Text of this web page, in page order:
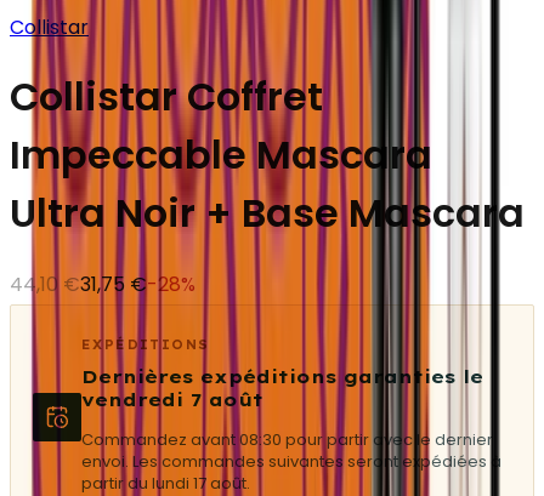
Collistar
Collistar Coffret
Impeccable Mascara
Ultra Noir + Base Mascara
44,10 €31,75 €-28%
EXPÉDITIONS
Dernières expéditions garanties le
vendredi 7 août
Commandez avant 08:30 pour partir avec le dernier
envoi. Les commandes suivantes seront expédiées à
partir du lundi 17 août.